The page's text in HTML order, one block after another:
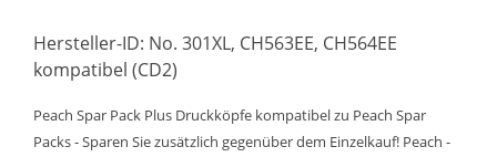
Hersteller-ID: No. 301XL, CH563EE, CH564EE
kompatibel (CD2)
Peach Spar Pack Plus Druckköpfe kompatibel zu Peach Spar
Packs - Sparen Sie zusätzlich gegenüber dem Einzelkauf! Peach -